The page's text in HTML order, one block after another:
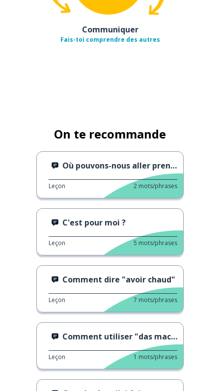
Communiquer
Fais-toi comprendre des autres
On te recommande
Où pouvons-nous aller prendre un verre ?
Leçon 2 mots/phrases
C'est pour moi ?
Leçon 5 mots/phrases
Comment dire "avoir chaud"
Leçon 7 mots/phrases
Comment utiliser "das macht nichts"
Leçon 1 mots/phrases